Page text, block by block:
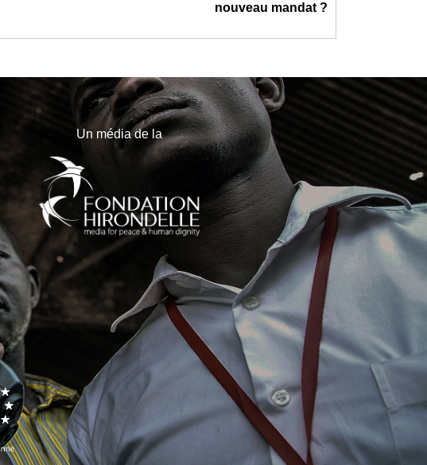
nouveau mandat ?
Un média de la